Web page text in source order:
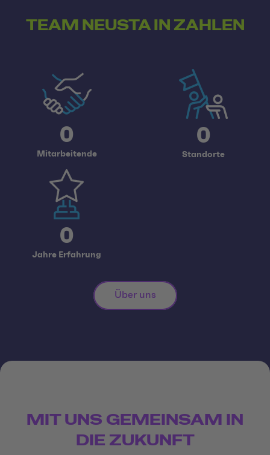
TEAM NEUSTA IN ZAHLEN
0
Mitarbeitende
0
Standorte
0
Jahre Erfahrung
Über uns
MIT UNS GEMEINSAM IN
DIE ZUKUNFT